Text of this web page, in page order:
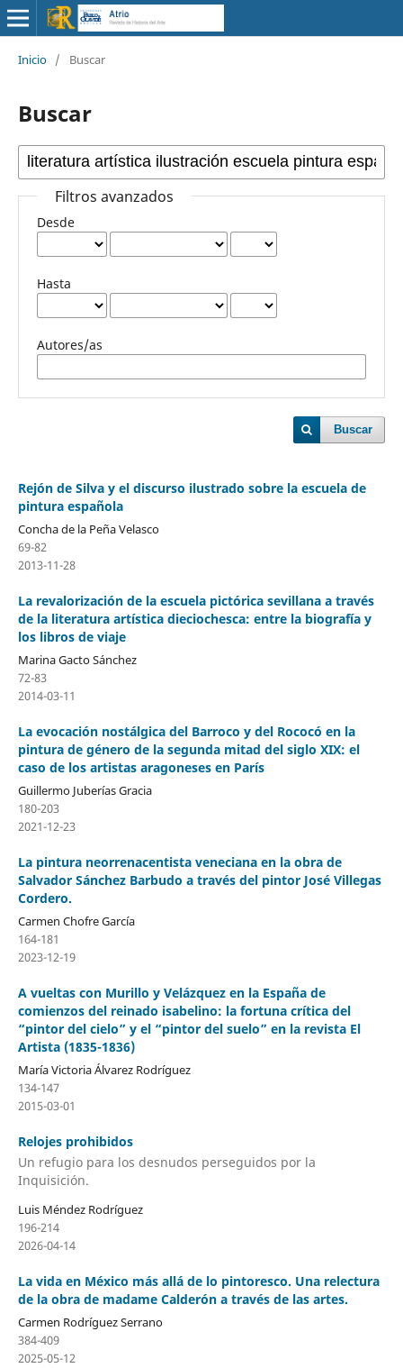
Inicio / Buscar
Buscar
Filtros avanzados
Desde
Hasta
Autores/as
Buscar
Rejón de Silva y el discurso ilustrado sobre la escuela de
pintura española
Concha de la Peña Velasco
69-82
2013-11-28
La revalorización de la escuela pictórica sevillana a través
de la literatura artística dieciochesca: entre la biografía y
los libros de viaje
Marina Gacto Sánchez
72-83
2014-03-11
La evocación nostálgica del Barroco y del Rococó en la
pintura de género de la segunda mitad del siglo XIX: el
caso de los artistas aragoneses en París
Guillermo Juberías Gracia
180-203
2021-12-23
La pintura neorrenacentista veneciana en la obra de
Salvador Sánchez Barbudo a través del pintor José Villegas
Cordero.
Carmen Chofre García
164-181
2023-12-19
A vueltas con Murillo y Velázquez en la España de
comienzos del reinado isabelino: la fortuna crítica del
“pintor del cielo” y el “pintor del suelo” en la revista El
Artista (1835-1836)
María Victoria Álvarez Rodríguez
134-147
2015-03-01
Relojes prohibidos
Un refugio para los desnudos perseguidos por la
Inquisición.
Luis Méndez Rodríguez
196-214
2026-04-14
La vida en México más allá de lo pintoresco. Una relectura
de la obra de madame Calderón a través de las artes.
Carmen Rodríguez Serrano
384-409
2025-05-12